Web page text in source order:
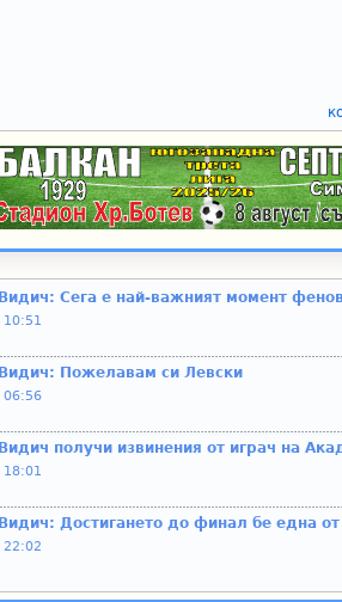
Сега е най-важният момент
Пожелавам си Левски
06:56
получи извинения от играч на
Достигането до финал бе една от